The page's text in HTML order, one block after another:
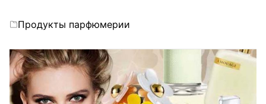
Categories
Продукты парфюмерии